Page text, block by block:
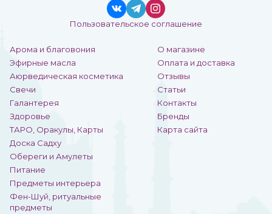
Арома и благовония
Эфирные масла
Аюрведическая косметика
Свечи
Галантерея
Здоровье
ТАРО, Оракулы, Карты
Доска Садху
Обереги и Амулеты
Питание
Предметы интерьера
Фен-Шуй, ритуальные
предметы
О магазине
Оплата и доставка
Отзывы
Статьи
Контакты
Бренды
Карта сайта
Пользовательское соглашение